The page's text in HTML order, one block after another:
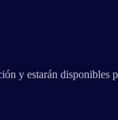
y estarán